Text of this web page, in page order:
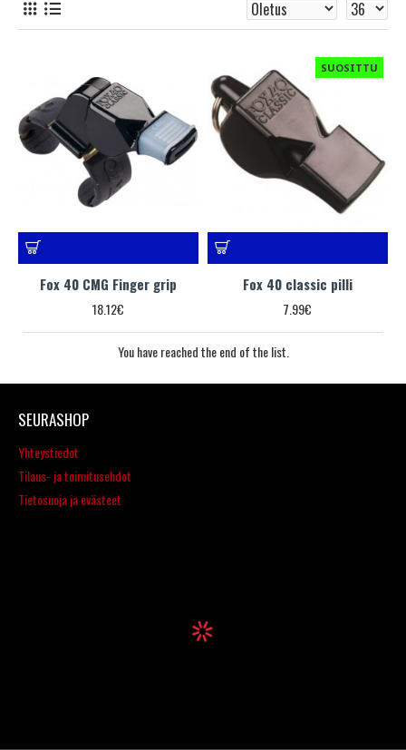
Fox 40 CMG Finger grip
18.12€
SUOSITTU
Fox 40 classic pilli
7.99€
You have reached the end of the list.
SEURASHOP
Yhteystiedot
Tilaus- ja toimitusehdot
Tietosuoja ja evästeet